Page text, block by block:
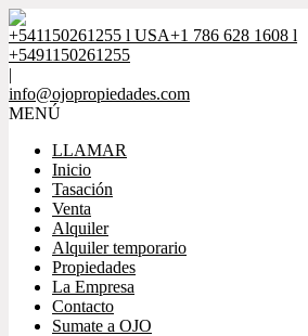
+541150261255 l USA+1 786 628 1608 l
+5491150261255
|
info@ojopropiedades.com
MENÚ
LLAMAR
Inicio
Tasación
Venta
Alquiler
Alquiler temporario
Propiedades
La Empresa
Contacto
Sumate a OJO